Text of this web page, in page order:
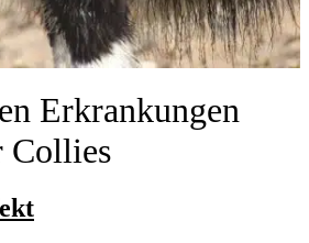
Erkrankungen
Collies